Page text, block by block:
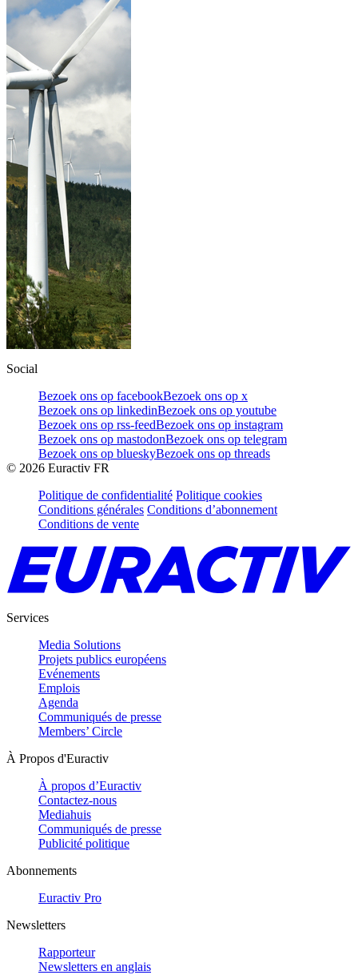
Social
Bezoek ons op facebookBezoek ons op x
Bezoek ons op linkedinBezoek ons op youtube
Bezoek ons op rss-feedBezoek ons op instagram
Bezoek ons op mastodonBezoek ons op telegram
Bezoek ons op blueskyBezoek ons op threads
© 2026 Euractiv FR
Politique de confidentialité Politique cookies
Conditions générales Conditions d’abonnement
Conditions de vente
Services
Media Solutions
Projets publics européens
Evénements
Emplois
Agenda
Communiqués de presse
Members’ Circle
À Propos d'Euractiv
À propos d’Euractiv
Contactez-nous
Mediahuis
Communiqués de presse
Publicité politique
Abonnements
Euractiv Pro
Newsletters
Rapporteur
Newsletters en anglais